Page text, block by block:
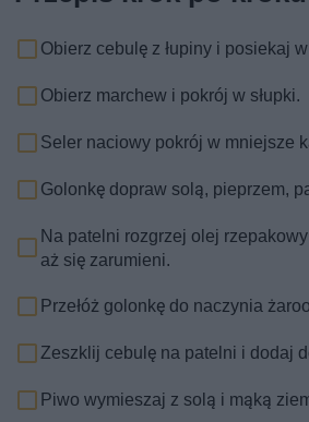
Obierz cebulę z łupiny i posiekaj
Obierz marchew i pokrój w słupki.
Seler naciowy pokrój w mniejsze
Golonkę dopraw solą, pieprzem,
Na patelni rozgrzej olej
aż się zarumieni.
Przełóż golonkę do naczynia
Zeszklij cebulę na patelni i dodaj
Piwo wymieszaj z solą i mąką